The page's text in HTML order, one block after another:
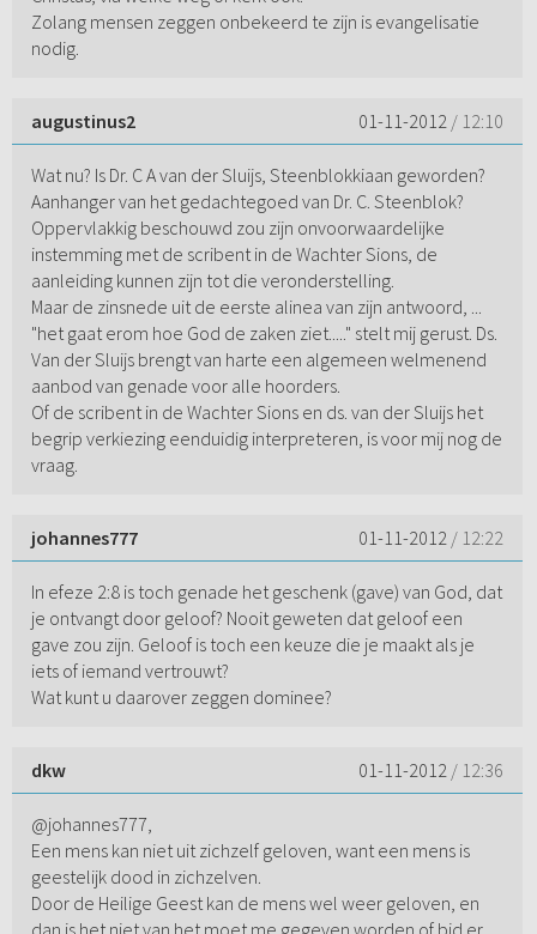
Zolang mensen zeggen onbekeerd te zijn is evangelisatie
nodig.
augustinus2 01-11-2012 / 12:10
Wat nu? Is Dr. C A van der Sluijs, Steenblokkiaan geworden?
Aanhanger van het gedachtegoed van Dr. C. Steenblok?
Oppervlakkig beschouwd zou zijn onvoorwaardelijke
instemming met de scribent in de Wachter Sions, de
aanleiding kunnen zijn tot die veronderstelling.
Maar de zinsnede uit de eerste alinea van zijn antwoord, ...
"het gaat erom hoe God de zaken ziet....." stelt mij gerust. Ds.
Van der Sluijs brengt van harte een algemeen welmenend
aanbod van genade voor alle hoorders.
Of de scribent in de Wachter Sions en ds. van der Sluijs het
begrip verkiezing eenduidig interpreteren, is voor mij nog de
vraag.
johannes777 01-11-2012 / 12:22
In efeze 2:8 is toch genade het geschenk (gave) van God, dat
je ontvangt door geloof? Nooit geweten dat geloof een
gave zou zijn. Geloof is toch een keuze die je maakt als je
iets of iemand vertrouwt?
Wat kunt u daarover zeggen dominee?
dkw 01-11-2012 / 12:36
@johannes777,
Een mens kan niet uit zichzelf geloven, want een mens is
geestelijk dood in zichzelven.
Door de Heilige Geest kan de mens wel weer geloven, en